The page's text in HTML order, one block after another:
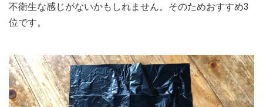
不衛生な感じがないかもしれません。そのためおすすめ3
位です。